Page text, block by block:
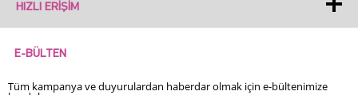
HIZLI ERIŞIM
E-BÜLTEN
Tüm kampanya ve duyurulardan haberdar olmak için e-bültenimize